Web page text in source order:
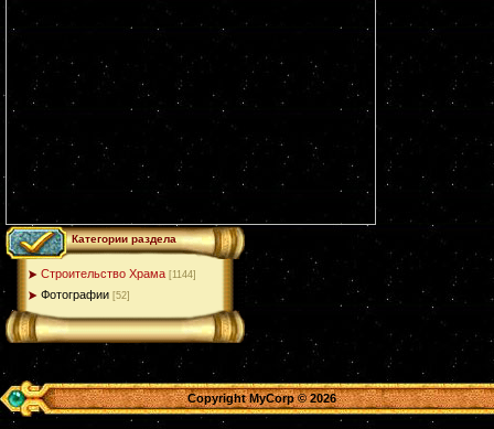
Категории раздела
Строительство Храма [1144]
Фотографии [52]
Copyright MyCorp © 2026